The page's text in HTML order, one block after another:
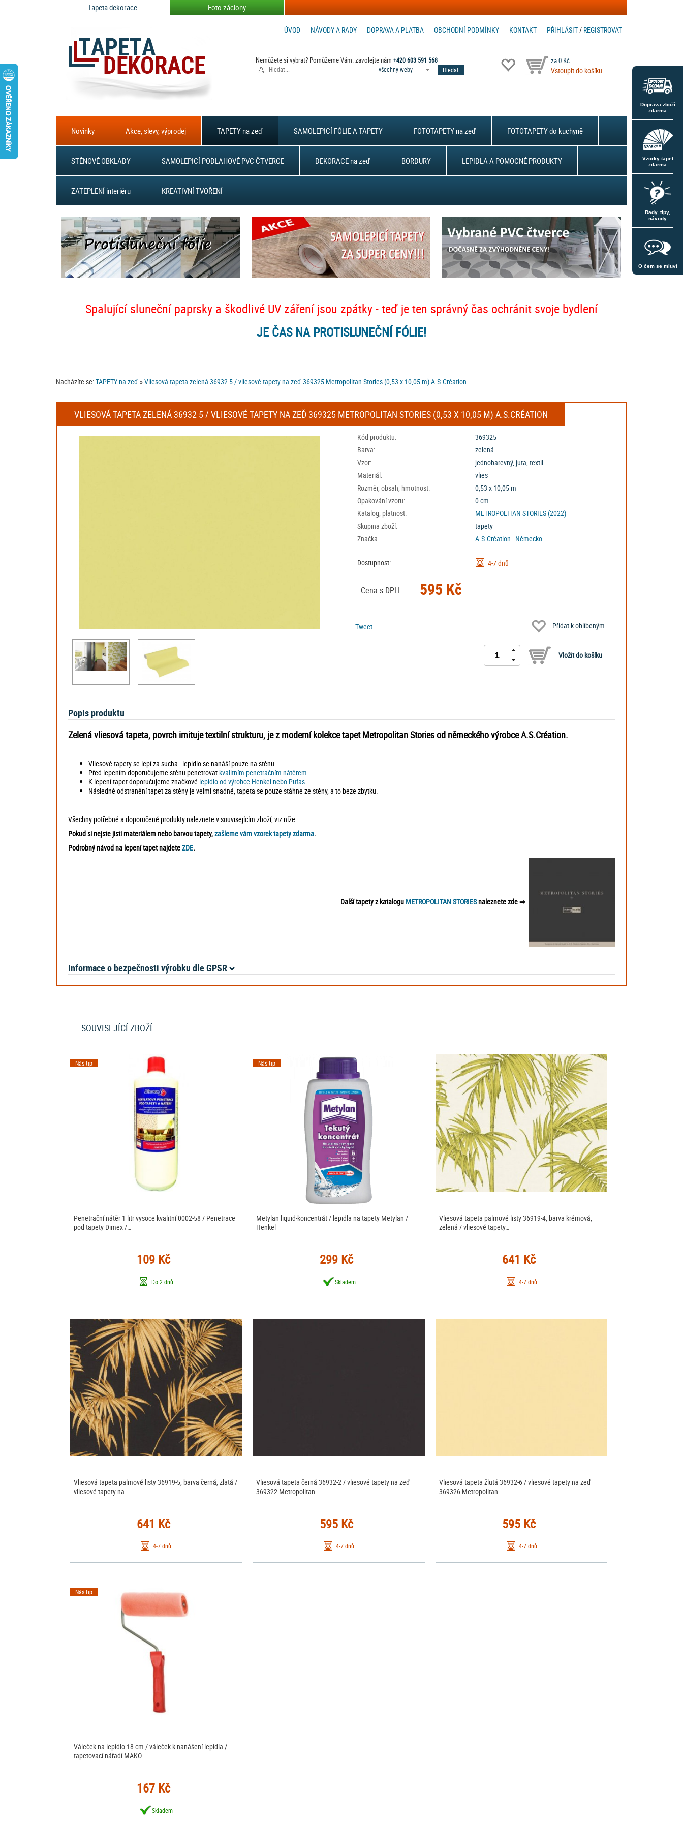
Tapeta dekorace Foto záclony
PŘIHLÁSIT/ REGISTROVAT
KONTAKT
OBCHODNÍ PODMÍNKY
DOPRAVA A PLATBA
NÁVODY A RADY
ÚVOD
Nemůžete si vybrat? Pomůžeme Vám. zavolejte nám+420 603 591 568
všechny weby
za 0 Kč
Vstoupit do košíku
Novinky Akce, slevy, výprodej TAPETY na zeď SAMOLEPICÍ FÓLIE A TAPETY FOTOTAPETY na zeď FOTOTAPETY do kuchyně
STĚNOVÉ OBKLADY SAMOLEPICÍ PODLAHOVÉ PVC ČTVERCE DEKORACE na zeď BORDURY LEPIDLA A POMOCNÉ PRODUKTY
ZATEPLENÍ interiéru KREATIVNÍ TVOŘENÍ
Doprava zboží
zdarma
Vzorky tapet
zdarma
Rady, tipy,
návody
O čem se mluví
Spalující sluneční paprsky a škodlivé UV záření jsou zpátky - teď je ten správný čas ochránit svoje bydlení
JE ČAS NA PROTISLUNEČNÍ FÓLIE!
Nacházíte se:TAPETY na zeď »Vliesová tapeta zelená 36932-5 / vliesové tapety na zeď 369325 Metropolitan Stories (0,53 x 10,05 m) A.S.Création
VLIESOVÁ TAPETA ZELENÁ 36932-5 / VLIESOVÉ TAPETY NA ZEĎ 369325 METROPOLITAN STORIES (0,53 X 10,05 M) A.S.CRÉATION
Kód produktu:
369325
Barva:
zelená
Vzor:
jednobarevný, juta, textil
Materiál:
vlies
Rozměr, obsah, hmotnost:
0,53 x 10,05 m
Opakování vzoru:
0 cm
Katalog, platnost:
METROPOLITAN STORIES (2022)
Skupina zboží:
tapety
Značka
A.S.Création - Německo
Dostupnost: 4-7 dnů
Cena s DPH 595 Kč
Tweet Přidat k oblíbeným
Popis produktu
Zelená vliesová tapeta, povrch imituje textilní strukturu, je z moderní kolekce tapet Metropolitan Stories od německého výrobce A.S.Création.
Vliesové tapety se lepí za sucha - lepidlo se nanáší pouze na stěnu.
Před lepením doporučujeme stěnu penetrovatkvalitním penetračním nátěrem
K lepení tapet doporučujeme značkové lepidlo od výrobce Henkel nebo Pufas
Následné odstranění tapet za stěny je velmi snadné, tapeta se pouze stáhne ze stěny, a to beze zbytku.
Všechny potřebné a doporučené produkty naleznete v souvisejícím zboží, viz níže.
Pokud si nejste jisti materiálem nebo barvou tapety,zašleme vám vzorek tapety zdarma.
Podrobný návod na lepení tapet najdeteZDE.
Další tapety z katalogu METROPOLITAN STORIESnaleznete zde⇒
Informace o bezpečnosti výrobku dle GPSR
SOUVISEJÍCÍ ZBOŽÍ
Náš tip
Penetrační nátěr 1 litr vysoce kvalitní 0002-58 / Penetrace
pod tapety Dimex /…
109 Kč
Do 2 dnů
Náš tip
Metylan liquid-koncentrát / lepidla na tapety Metylan /
Henkel
299 Kč
Skladem
Vliesová tapeta palmové listy 36919-4, barva krémová,
zelená / vliesové tapety…
641 Kč
4-7 dnů
Vliesová tapeta palmové listy 36919-5, barva černá, zlatá /
vliesové tapety na…
641 Kč
4-7 dnů
Vliesová tapeta černá 36932-2 / vliesové tapety na zeď
369322 Metropolitan…
595 Kč
4-7 dnů
Vliesová tapeta žlutá 36932-6 / vliesové tapety na zeď
369326 Metropolitan…
595 Kč
4-7 dnů
Náš tip
Váleček na lepidlo 18 cm / váleček k nanášení lepidla /
tapetovací nářadí MAKO…
167 Kč
Skladem